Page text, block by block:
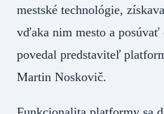
mestské technológie,
vďaka nim mesto a posúvať
povedal predstaviteľ
Martin Noskovič.